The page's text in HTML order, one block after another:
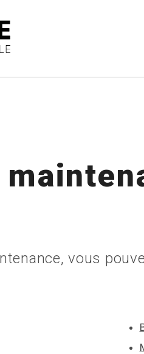
vous